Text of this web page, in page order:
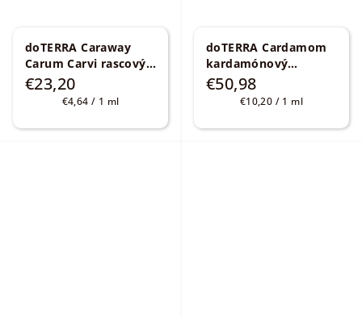
doTERRA Caraway
Carum Carvi rascový
esenciálny olej 5 ml
Carum carvi
€23,20
Jednotková
€4,64 / 1 ml
doTERRA Cardamom
kardamónový
esenciálny olej 5 ml
Elettaria
€50,98
Jednotková
€10,20 / 1 ml